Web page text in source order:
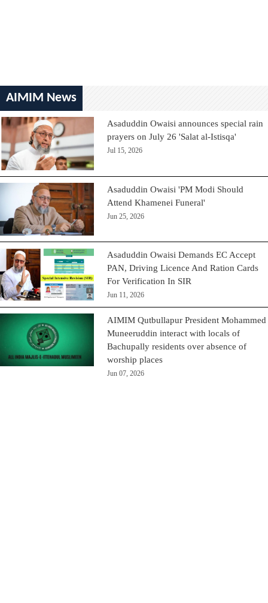
AIMIM News
Asaduddin Owaisi announces special rain
prayers on July 26 'Salat al-Istisqa'
Jul 15, 2026
Asaduddin Owaisi 'PM Modi Should
Attend Khamenei Funeral'
Jun 25, 2026
Asaduddin Owaisi Demands EC Accept
PAN, Driving Licence And Ration Cards
For Verification In SIR
Jun 11, 2026
AIMIM Qutbullapur President Mohammed
Muneeruddin interact with locals of
Bachupally residents over absence of
worship places
Jun 07, 2026